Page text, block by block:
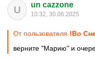
U un cazzone
10:32, 30.06.2025
От пользователя !Во
верните "Марию" и